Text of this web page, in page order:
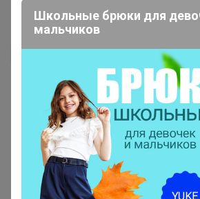
Войти с помощью
Школьные брюки для
мальчиков